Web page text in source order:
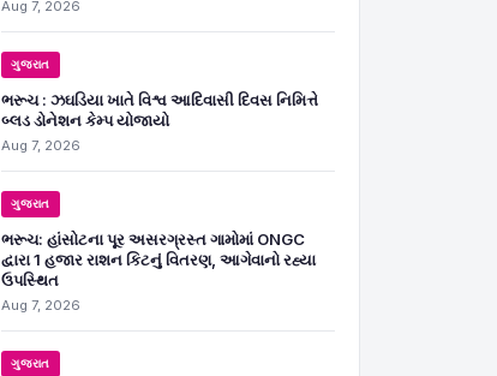
Aug 7, 2026
ગુજરાત
ભરૂચ : ઝઘડિયા ખાતે વિશ્વ આદિવાસી દિવસ નિમિત્તે
બ્લડ ડોનેશન કેમ્પ યોજાયો
Aug 7, 2026
ગુજરાત
ભરૂચ: હાંસોટના પૂર અસરગ્રસ્ત ગામોમાં ONGC
દ્વારા 1 હજાર રાશન કિટનું વિતરણ, આગેવાનો રહ્યા
ઉપસ્થિત
Aug 7, 2026
ગુજરાત